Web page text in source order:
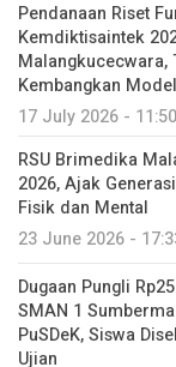
Pendanaan Riset
Kemdiktisaintek
Malangkucecwara,
Kembangkan
17 July 2026 -
RSU Brimedika
2026, Ajak
Fisik dan Mental
23 June 2026 -
Dugaan Pungli
SMAN 1
PuSDeK, Siswa
Ujian